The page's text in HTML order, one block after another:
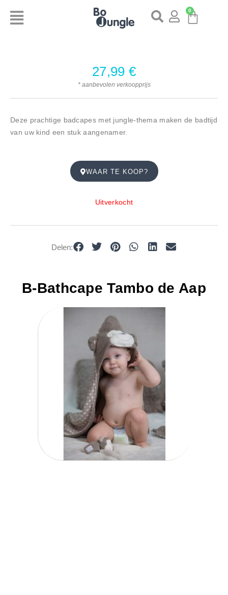
0
B-Bathcape Tambo de Aap
27,99 €
* aanbevolen verkoopprijs
Deze prachtige badcapes met jungle-thema maken de badtijd
van uw kind een stuk aangenamer.
WAAR TE KOOP?
Uitverkocht
Delen: